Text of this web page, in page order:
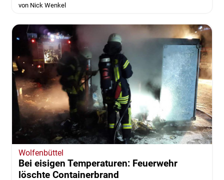
von Nick Wenkel
Wolfenbüttel
Bei eisigen Temperaturen: Feuerwehr
löschte Containerbrand